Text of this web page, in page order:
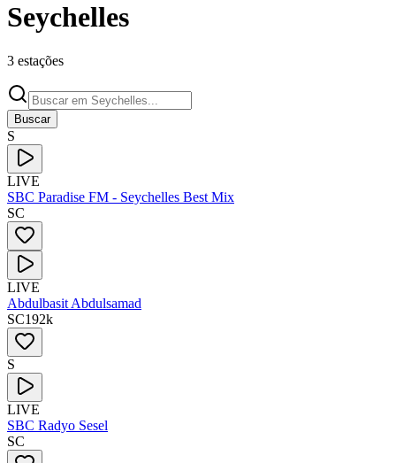
Seychelles
3 estações
Buscar
S
LIVE
SBC Paradise FM - Seychelles Best Mix
SC
LIVE
Abdulbasit Abdulsamad
SC192k
S
LIVE
SBC Radyo Sesel
SC